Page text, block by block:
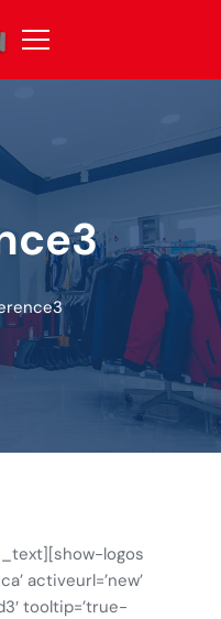
logos
activeurl=’new’
tooltip=’true-